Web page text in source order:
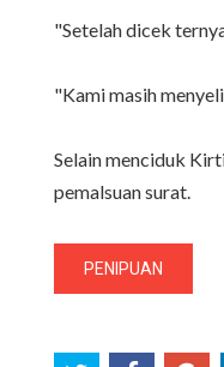
"Setelah dicek
"Kami masih
Selain menciduk
pemalsuan surat.
PENIPUAN